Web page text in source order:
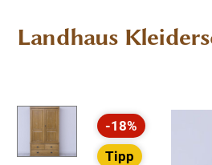
Landhaus
Bildergalerie überspringen
-18%
Rabatt
Tipp